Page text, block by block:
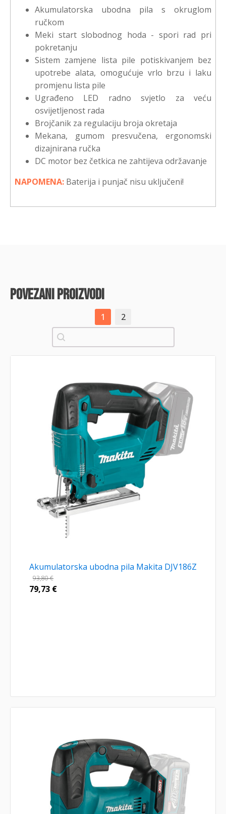
Akumulatorska ubodna pila s okruglom
ručkom
Meki start slobodnog hoda - spori rad pri
pokretanju
Sistem zamjene lista pile potiskivanjem bez
upotrebe alata, omogućuje vrlo brzu i laku
promjenu lista pile
Ugrađeno LED radno svjetlo za veću
osvijetljenost rada
Brojčanik za regulaciju broja okretaja
Mekana, gumom presvučena, ergonomski
dizajnirana ručka
DC motor bez četkica ne zahtijeva održavanje
NAPOMENA: Baterija i punjač nisu uključeni!
povezani proizvodi
1
2
Pretraži
Akumulatorska ubodna pila Makita DJV186Z
93,80€
79,73 €